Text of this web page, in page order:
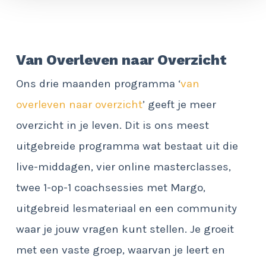
Van Overleven naar Overzicht
Ons drie maanden programma ‘van
overleven naar overzicht’ geeft je meer
overzicht in je leven. Dit is ons meest
uitgebreide programma wat bestaat uit die
live-middagen, vier online masterclasses,
twee 1-op-1 coachsessies met Margo,
uitgebreid lesmateriaal en een community
waar je jouw vragen kunt stellen. Je groeit
met een vaste groep, waarvan je leert en